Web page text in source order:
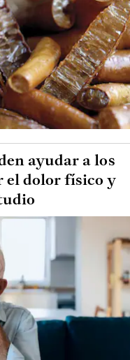
ayudar a los
el dolor físico y